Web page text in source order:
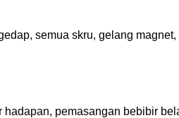
semua skru, gelang
pemasangan bebibir